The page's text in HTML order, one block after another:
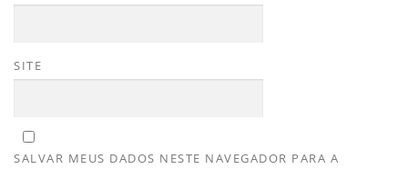
SITE
SALVAR MEUS DADOS NESTE NAVEGADOR PARA A